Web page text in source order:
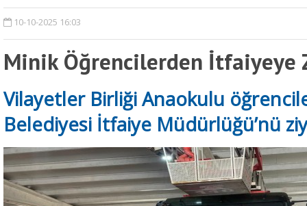
10-10-2025 16:03
Minik Öğrencilerden İtfaiyeye
Vilayetler Birliği Anaokulu
Belediyesi İtfaiye Müdürlüğü’nü